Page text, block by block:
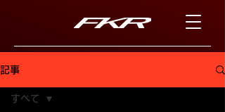
記事
すべて